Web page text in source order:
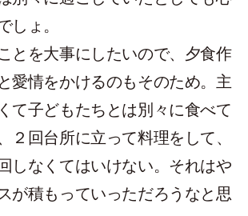
しょ。
とを大事にしたいので、夕食作
愛情をかけるのもそのため。主
て子どもたちとは別々に食べて
２回台所に立って料理をして、
しなくてはいけない。それはや
が積もっていっただろうなと思